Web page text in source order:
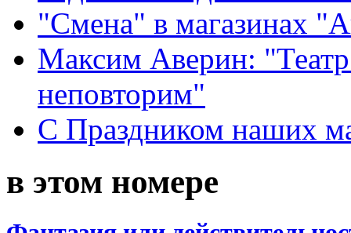
"Смена" в магазинах
Максим Аверин:
неповторим"
С Праздником наших
в этом номере